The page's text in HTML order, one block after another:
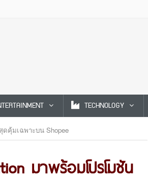
TECHNOLOGY
ดคุ้มเฉพาะบน Shopee
มาพร้อมโปรโมชัน